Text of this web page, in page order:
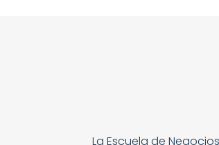
La Escuela de